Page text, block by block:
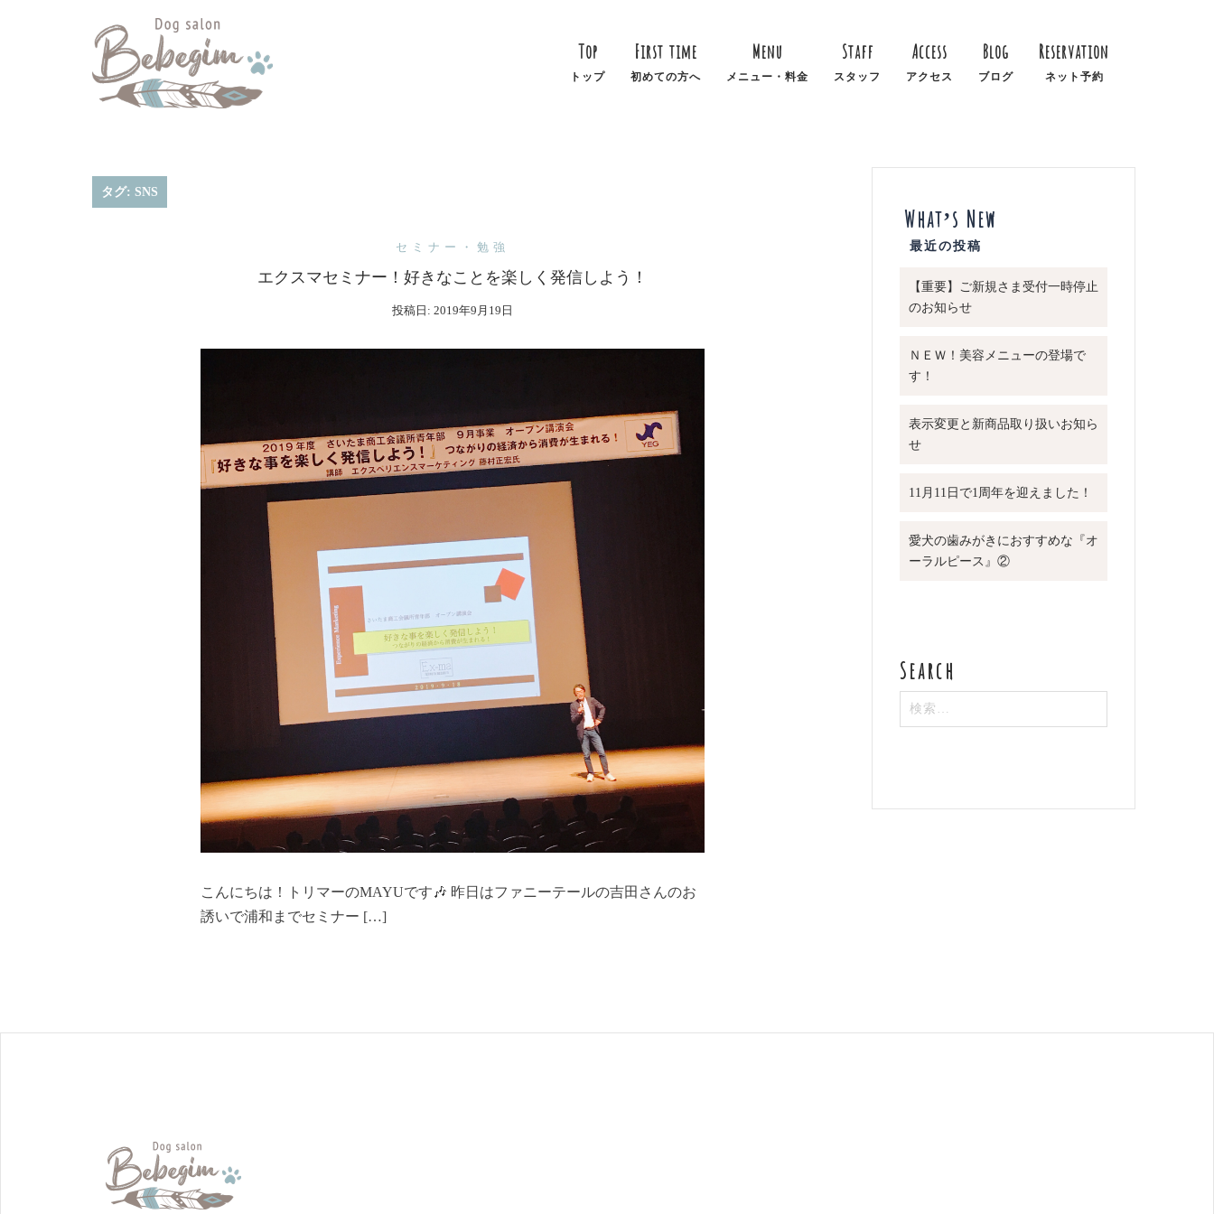
Top
トップ
First time
初めての方へ
Menu
メニュー・料金
Staff
スタッフ
Access
アクセス
Blog
ブログ
Reservation
ネット予約
タグ: SNS
セミナー・勉強
エクスマセミナー！好きなことを楽しく発信しよう！
投稿日: 2019年9月19日
こんにちは！トリマーのMAYUです🎶 昨日はファニーテールの吉田さんのお
誘いで浦和までセミナー […]
What’s New
【重要】ご新規さま受付一時停止
のお知らせ
ＮＥＷ！美容メニューの登場で
す！
表示変更と新商品取り扱いお知ら
せ
11月11日で1周年を迎えました！
愛犬の歯みがきにおすすめな『オ
ーラルピース』②
検